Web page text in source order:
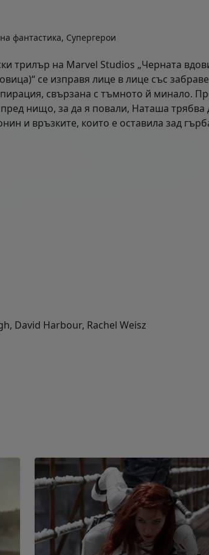
фантастика, Супергерои
трилър на Marvel Studios „Черната
се изправя лице в лице със
свързана с тъмното й минало.
нищо, за да я повали, Наташа трябва
и връзките, които е оставила зад
David Harbour, Rachel Weisz